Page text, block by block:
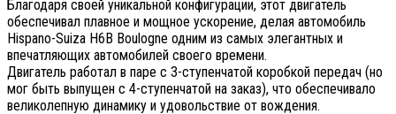
Благодаря своей уникальной конфигурации, этот двигатель
обеспечивал плавное и мощное ускорение, делая автомобиль
Hispano-Suiza H6B Boulogne одним из самых элегантных и
впечатляющих автомобилей своего времени.
Двигатель работал в паре с 3-ступенчатой коробкой передач (но
мог быть выпущен с 4-ступенчатой на заказ), что обеспечивало
великолепную динамику и удовольствие от вождения.